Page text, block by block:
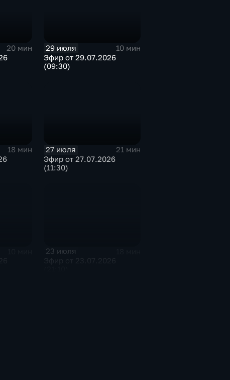
20 мин
29 июля
10 мин
Эфир от 29.07.2026
(09:30)
18 мин
27 июля
21 мин
Эфир от 27.07.2026
(11:30)
23 июля